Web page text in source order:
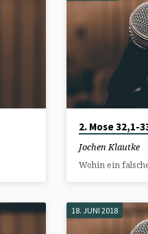
2. Mose 32,1-
Jochen Klautke
Wohin ein
18. JUNI 2018